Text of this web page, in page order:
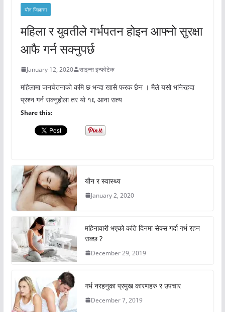
यौन जिज्ञासा
महिला र युवतीले गर्भपतन होइन आफ्नो सुरक्षा
आफै गर्न सक्नुपर्छ
January 12, 2020 साइन्स इन्फोटेक
महिलामा जनचेतनाको कमि छ भन्दा खासै फरक छैन । मैले यसो भनिरहदा
प्रश्न गर्न सक्नुहोला तर यो १६ आना सत्य
Share this:
यौन र स्वास्थ्य
January 2, 2020
महिनावारी भएको कति दिनमा सेक्स गर्दा गर्भ रहन
सक्छ ?
December 29, 2019
गर्भ नरहनुका प्रमुख कारणहरु र उपचार
December 7, 2019